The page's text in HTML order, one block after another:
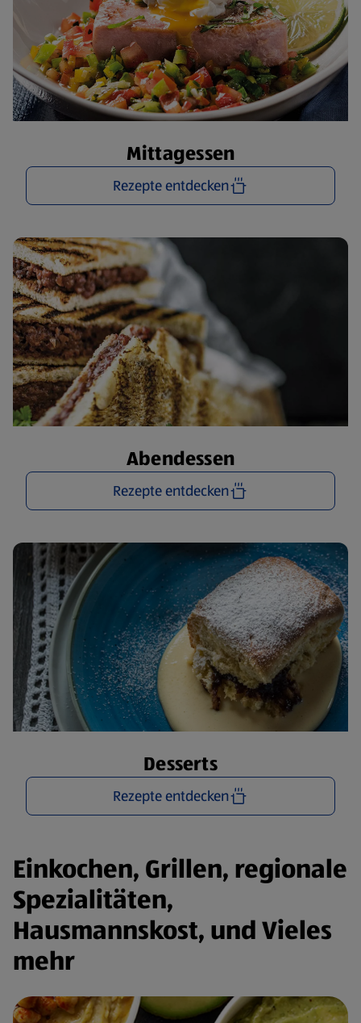
Mittagessen
Rezepte entdecken
Abendessen
Rezepte entdecken
Desserts
Rezepte entdecken
Einkochen, Grillen, regionale
Spezialitäten,
Hausmannskost, und Vieles
mehr